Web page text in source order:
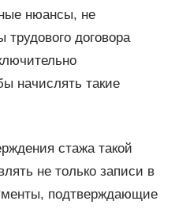
нюансы, не
трудового договора
начислять такие
стажа такой
не только записи в
подтверждающие